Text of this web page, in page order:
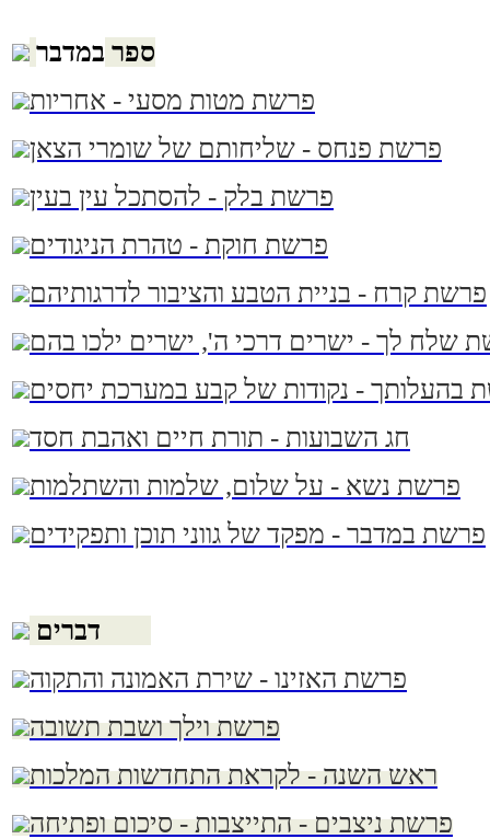
ספר במדבר
פרשת מטות מסעי - אחריות
פרשת פנחס - שליחותם של שומרי הצאן
פרשת בלק - להסתכל עין בעין
פרשת חוקת - טהרת הניגודים
פרשת קרח - בניית הטבע והציבור לדרגותיהם
שלח לך - ישרים דרכי ה', ישרים ילכו בהם
בהעלותך - נקודות של קבע במערכת יחסים
חג השבועות - תורת חיים ואהבת חסד
פרשת נשא - על שלום, שלמות והשתלמות
פרשת במדבר - מפקד של גווני תוכן ותפקידים
דברים
פרשת האזינו - שירת האמונה והתקוה
פרשת וילך ושבת תשובה
ראש השנה - לקראת התחדשות המלכות
פרשת ניצבים - התייצבות - סיכום ופתיחה